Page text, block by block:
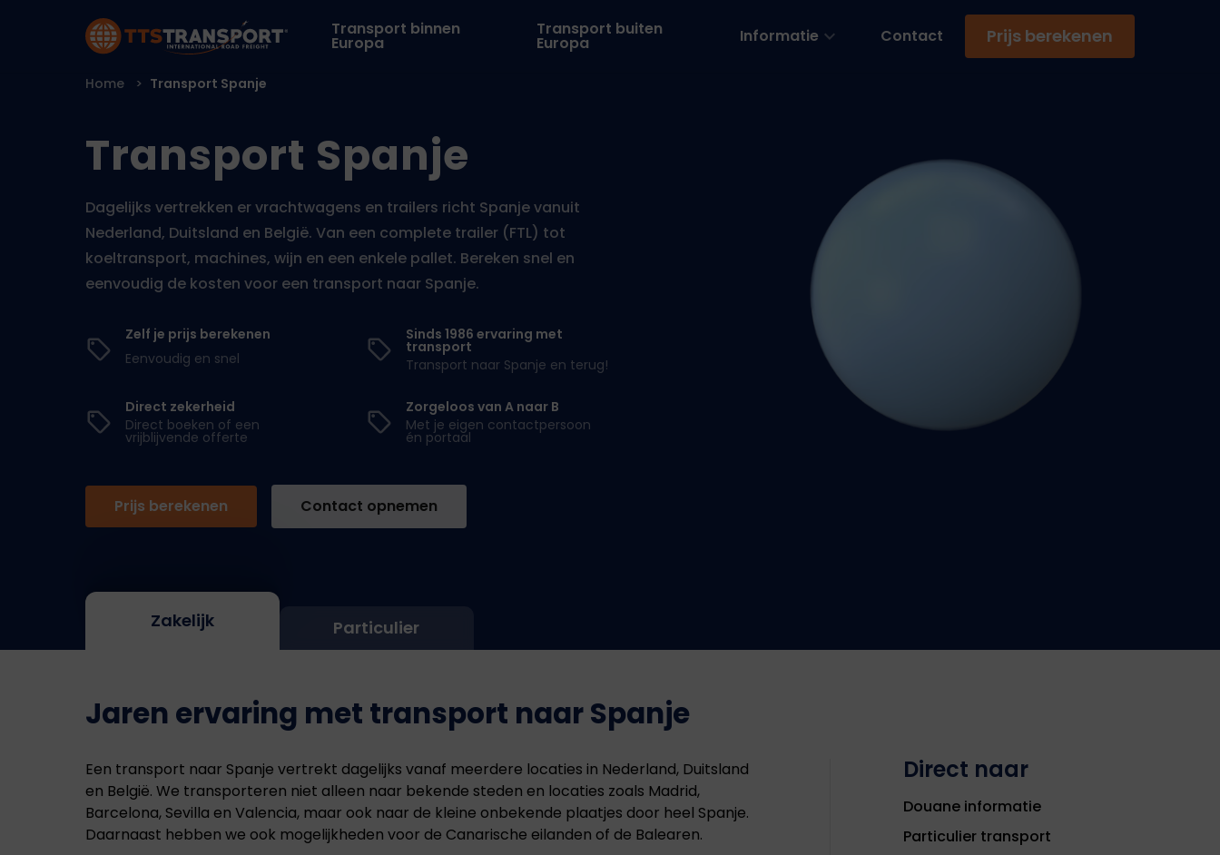
Transport binnen
Europa
Transport buiten
Europa Informatie Contact Prijs berekenen
Home Transport Spanje
Transport Spanje
Dagelijks vertrekken er vrachtwagens en trailers richt Spanje vanuit
Nederland, Duitsland en België. Van een complete trailer (FTL) tot
koeltransport, machines, wijn en een enkele pallet. Bereken snel en
eenvoudig de kosten voor een transport naar Spanje.
Zelf je prijs berekenen
Eenvoudig en snel
Sinds 1986 ervaring met
transport
Transport naar Spanje en terug!
Direct zekerheid
Direct boeken of een
vrijblijvende offerte
Zorgeloos van A naar B
Met je eigen contactpersoon
én portaal
Prijs berekenen Contact opnemen
Zakelijk Particulier
Jaren ervaring met transport naar Spanje
Een transport naar Spanje vertrekt dagelijks vanaf meerdere locaties in Nederland, Duitsland
en België. We transporteren niet alleen naar bekende steden en locaties zoals Madrid,
Barcelona, Sevilla en Valencia, maar ook naar de kleine onbekende plaatjes door heel Spanje.
Daarnaast hebben we ook mogelijkheden voor de Canarische eilanden of de Balearen.
Direct naar
Douane informatie
Particulier transport